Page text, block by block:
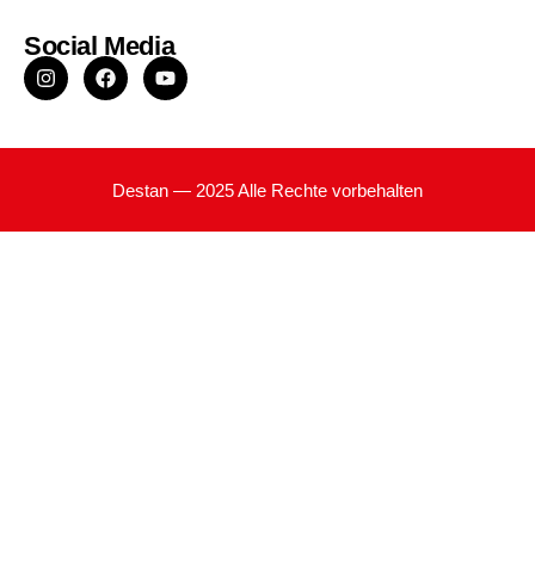
Social Media
Destan — 2025 Alle Rechte vorbehalten